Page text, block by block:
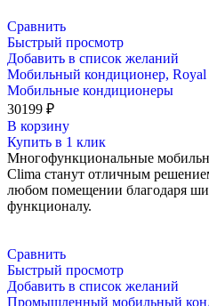
Сравнить
Быстрый просмотр
Добавить в список желаний
Мобильный кондиционер,
Мобильные кондиционеры
30199 ₽
В корзину
Купить в 1 клик
Многофункциональные
Clima станут отличным
любом помещении благодаря
функционалу.
Сравнить
Быстрый просмотр
Добавить в список желаний
Промышленный мобильный